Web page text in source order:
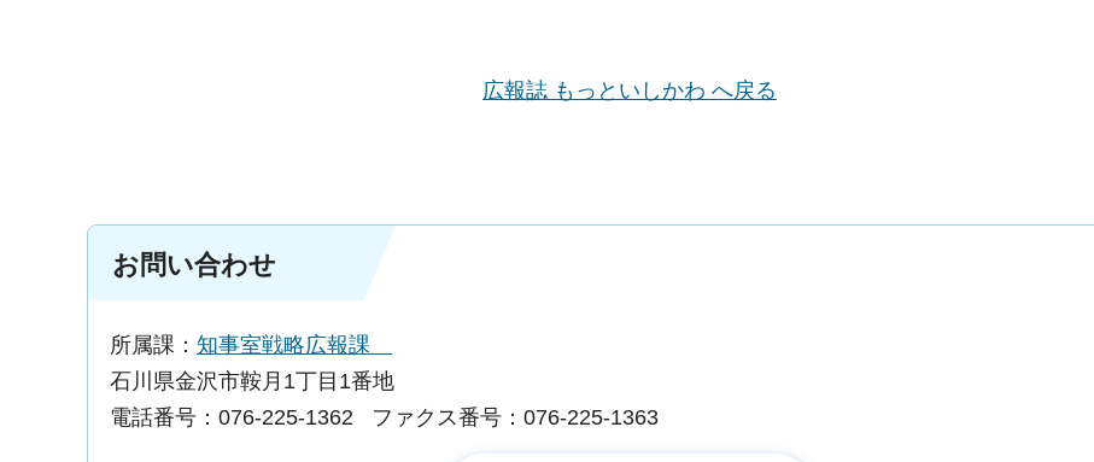
広報誌 もっといしかわ へ戻る
お問い合わせ
所属課： 知事室戦略広報課
石川県金沢市鞍月1丁目1番地
電話番号：076-225-1362
ファクス番号：076-225-1363